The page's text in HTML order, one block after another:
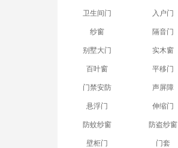
卫生间门 入户门
纱窗 隔音门
别墅大门 实木窗
百叶窗 平移门
门禁安防 声屏障
悬浮门 伸缩门
防蚊纱窗 防盗纱窗
壁柜门 门套